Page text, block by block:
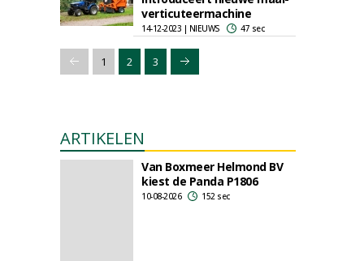
verticuteermachine
14-12-2023 | NIEUWS 47 sec
1 2 3
ARTIKELEN
Van Boxmeer Helmond BV
kiest de Panda P1806
10-08-2026 152 sec